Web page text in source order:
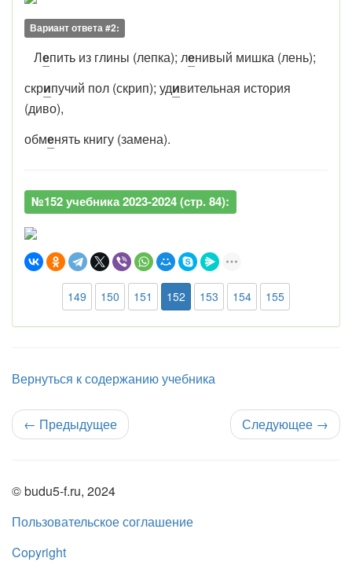
Вариант ответа #2:
Лепить из глины (лепка); ленивый мишка (лень);
скрипучий пол (скрип); удивительная история
(диво),
обменять книгу (замена).
№152 учебника 2023-2024 (стр. 84):
149 150 151 152 153 154 155
Вернуться к содержанию учебника
← Предыдущее Следующее →
© budu5-f.ru, 2024
Пользовательское соглашение
Copyright